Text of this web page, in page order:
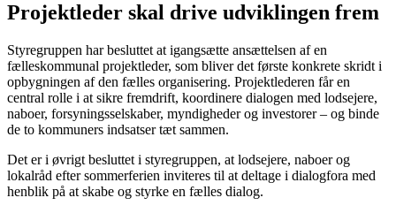
Projektleder skal drive udviklingen frem
Styregruppen har besluttet at igangsætte ansættelsen af en
fælleskommunal projektleder, som bliver det første konkrete skridt i
opbygningen af den fælles organisering. Projektlederen får en
central rolle i at sikre fremdrift, koordinere dialogen med lodsejere,
naboer, forsyningsselskaber, myndigheder og investorer – og binde
de to kommuners indsatser tæt sammen.
Det er i øvrigt besluttet i styregruppen, at lodsejere, naboer og
lokalråd efter sommerferien inviteres til at deltage i dialogfora med
henblik på at skabe og styrke en fælles dialog.